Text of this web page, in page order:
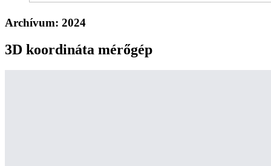
Archívum: 2024
3D koordináta mérőgép